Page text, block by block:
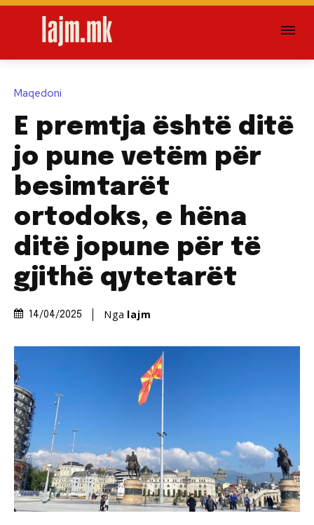
Maqedoni
E premtja është ditë
jo pune vetëm për
besimtarët
ortodoks, e hëna
ditë jopune për të
gjithë qytetarët
14/04/2025 Nga lajm